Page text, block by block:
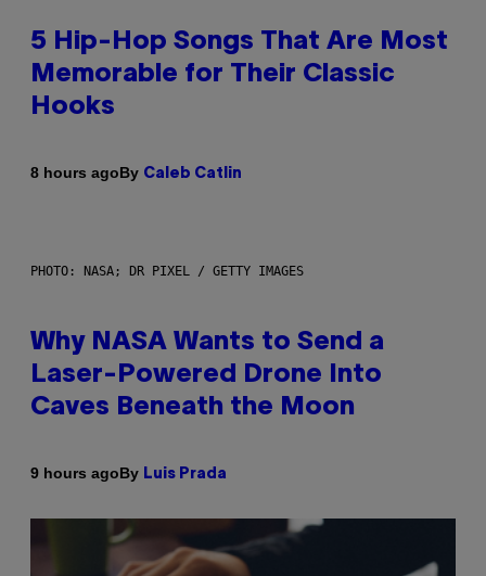
5 Hip-Hop Songs That Are Most
Memorable for Their Classic
Hooks
8 hours agoBy Caleb Catlin
PHOTO: NASA; DR PIXEL / GETTY IMAGES
Why NASA Wants to Send a
Laser-Powered Drone Into
Caves Beneath the Moon
9 hours agoBy Luis Prada